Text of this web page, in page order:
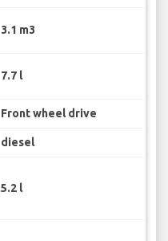
3.1 m3
7.7 l
Front wheel drive
diesel
5.2 l